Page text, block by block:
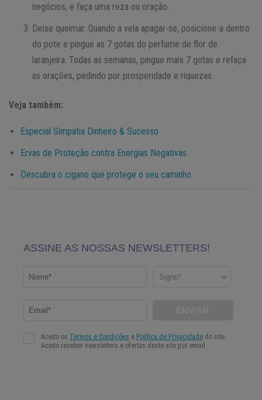
negócios, e faça uma reza ou oração.
Deixe queimar. Quando a vela apagar-se, posicione-a dentro
do pote e pingue as 7 gotas do perfume de flor de
laranjeira. Todas as semanas, pingue mais 7 gotas e refaça
as orações, pedindo por prosperidade e riquezas.
Veja também:
Especial Simpatia Dinheiro & Sucesso
Ervas de Proteção contra Energias Negativas
Descubra o cigano que protege o seu caminho